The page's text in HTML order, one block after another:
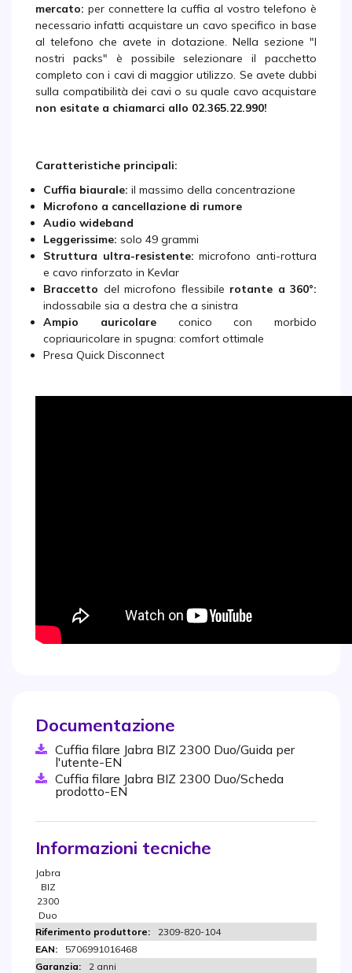
mercato: per connettere la cuffia al vostro telefono è
necessario infatti acquistare un cavo specifico in base
al telefono che avete in dotazione. Nella sezione "I
nostri packs" è possibile selezionare il pacchetto
completo con i cavi di maggior utilizzo. Se avete dubbi
sulla compatibilità dei cavi o su quale cavo acquistare
non esitate a chiamarci allo 02.365.22.990!
Caratteristiche principali:
Cuffia biaurale: il massimo della concentrazione
Microfono a cancellazione di rumore
Audio wideband
Leggerissime: solo 49 grammi
Struttura ultra-resistente: microfono anti-rottura
e cavo rinforzato in Kevlar
Braccetto del microfono flessibile rotante a 360°:
indossabile sia a destra che a sinistra
Ampio auricolareconico con morbido
copriauricolare in spugna: comfort ottimale
Presa Quick Disconnect
Documentazione
Cuffia filare Jabra BIZ 2300 Duo/Guida per
l'utente-EN
Cuffia filare Jabra BIZ 2300 Duo/Scheda
prodotto-EN
Informazioni tecniche
Jabra
BIZ
2300
Duo
2309-820-104
5706991016468
2 anni